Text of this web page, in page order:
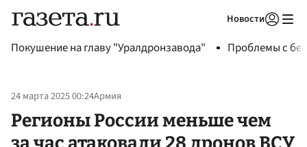
Новости
Покушение на главу "Уралдронзавода" Проблемы с
24 марта 2025 00:24Армия
Регионы России меньше чем